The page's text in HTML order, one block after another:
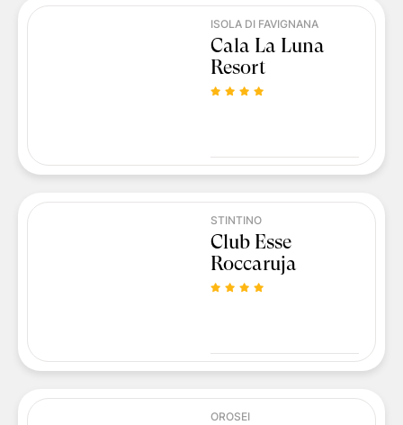
ISOLA DI FAVIGNANA
Cala La Luna
Resort
STINTINO
Club Esse
Roccaruja
OROSEI